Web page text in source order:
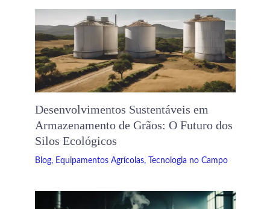
Desenvolvimentos Sustentáveis ​​em
Armazenamento de Grãos: O Futuro dos
Silos Ecológicos
Blog, Equipamentos Agrícolas, Tecnologia no Campo